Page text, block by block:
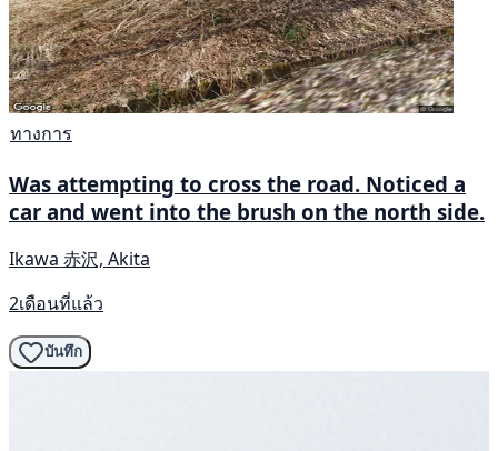
ทางการ
Was attempting to cross the road. Noticed a
car and went into the brush on the north side.
Ikawa 赤沢, Akita
2เดือนที่แล้ว
บันทึก